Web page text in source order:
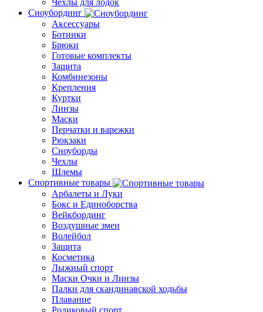
Сноубординг
Аксессуары
Ботинки
Брюки
Готовые комплекты
Защита
Комбинезоны
Крепления
Куртки
Линзы
Маски
Перчатки и варежки
Рюкзаки
Сноуборды
Чехлы
Шлемы
Спортивные товары
Арбалеты и Луки
Бокс и Единоборства
Вейкбординг
Воздушные змеи
Волейбол
Защита
Косметика
Лыжный спорт
Маски Очки и Линзы
Палки для скандинавской ходьбы
Плавание